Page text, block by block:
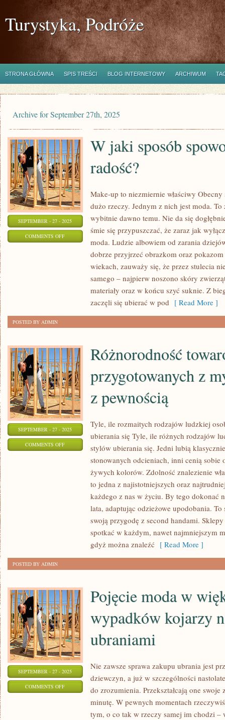
Turystyka, Podróże
STRONA GŁÓWNA SPIS TREŚCI BLOG INTERNETOWY ARCHIWUM
Archive for September 27th, 2025
SEPTEMBER - 27 - 2025
COMMENTS OFFON
W jaki sposób
radość?
Make-up to niezmiernie właściwy
dużo rzeczy. Jednym z nich jest moda.
wybitnie dawno temu. Nie da się
śmie się przypuszczać, że zaraz jak
moda. Ludzie albowiem od zarania
dobrze przyjrzeć obrazkom oraz
wiekach, zauważy się, że przez stulecia
samego – najpierw noszono skóry
materiały oraz w końcu szyć suknie. Z
zaczęli się ubierać w pod [ Read More ]
POSTED BY ADMIN
SEPTEMBER - 27 - 2025
COMMENTS OFFON
PRZYGOTOWANYCH
DZIECIACH
PEWNOŚCIĄ
Różnorodność
przygotowanych z
z pewnością
Tyle, ile rozmaitych rodzajów ludzkiej
ubierania się Tyle, ile różnych rodzajów
stylów ubierania się. Jedni lubią
stonowanych odcieniach, inni cenią sobie
żywych kolorów. Zdolność znalezienie
to jedna z najistotniejszych oraz
każdego z nas w życiu. By tego dokonać
lata, adaptując odzieżowe upodobania.
swoją przygodę z second handami.
spotkać w każdym, nawet najmniejszym
gdyż można znaleźć [ Read More ]
POSTED BY ADMIN
SEPTEMBER - 27 - 2025
COMMENTS OFFON
Pojęcie moda w
wypadków kojarzy
ubraniami
Nie zawsze sprawa zakupu ubrania jest
dziewczyn, a już w szczególności
do zrozumienia. Przekształcają one
minutę. W pewnych momentach
tym, o co tak w rzeczy samej im chodzi